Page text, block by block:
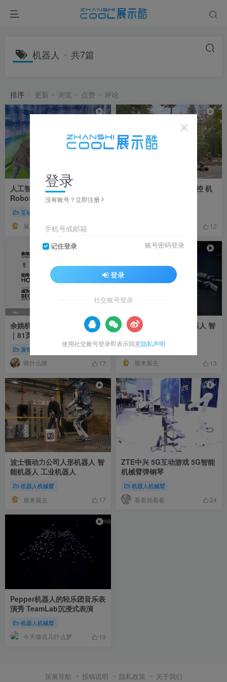
机器人 共7篇
排序 更新 浏览 点赞 评论
人工智能足球守门员机器人
RobotKeeper 视觉识别体感
互动展项
互动装置
展来展去
DJI大疆机甲大师体感操控 机
12
余姚机器人小镇客厅展览中心
｜81页｜PDF｜42M
展馆展厅方案
啾什么啾 17
波士顿动力公司人形机器人 智
能机器人 倒地自动起立
机器人机械臂
展来展去 13
波士顿动力公司人形机器人 智
能机器人 工业机器人
机器人机械臂
展来展去 17
ZTE中兴 5G互动游戏 5G智能
机械臂弹钢琴
机器人机械臂
看看就看看 24
Pepper机器人的轻乐团音乐表
演秀 TeamLab沉浸式表演
机器人机械臂
今天做点儿什么梦 19
策展导航 投稿说明 隐私政策 关于我们
登录
没有账号？立即注册
手机号或邮箱
记住登录 账号密码登录
登录
社交账号登录
使用社交账号登录即表示同意隐私声明